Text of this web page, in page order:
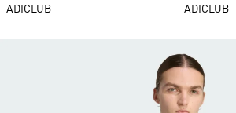
ADICLUB
ADICLUB